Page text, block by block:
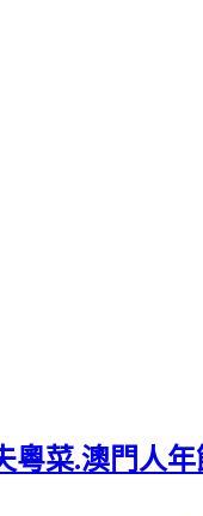
粵菜.澳門人